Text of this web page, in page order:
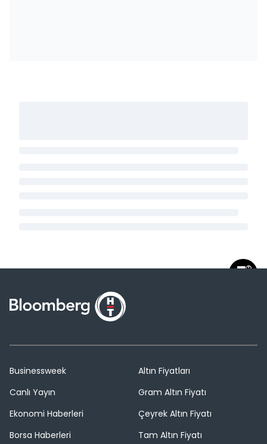
Businessweek
Canlı Yayın
Ekonomi Haberleri
Borsa Haberleri
Altın Fiyatları
Gram Altın Fiyatı
Çeyrek Altın Fiyatı
Tam Altın Fiyatı